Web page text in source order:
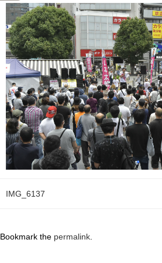
IMG_6137
Bookmark the permalink